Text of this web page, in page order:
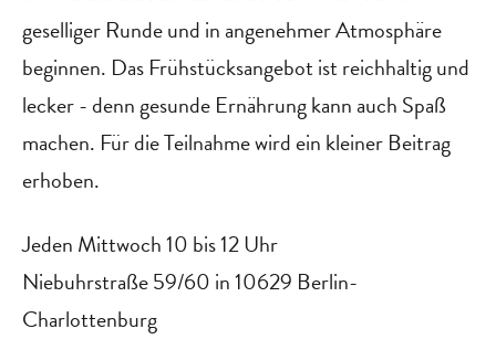
geselliger Runde und in angenehmer Atmosphäre
beginnen. Das Frühstücksangebot ist reichhaltig und
lecker - denn gesunde Ernährung kann auch Spaß
machen. Für die Teilnahme wird ein kleiner Beitrag
erhoben.
Jeden Mittwoch 10 bis 12 Uhr
Niebuhrstraße 59/60 in 10629 Berlin-
Charlottenburg